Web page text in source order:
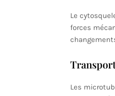
Le
forces
Les